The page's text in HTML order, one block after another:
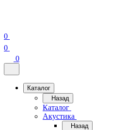
0
0
0
Каталог
Назад
Каталог
Акустика
Назад